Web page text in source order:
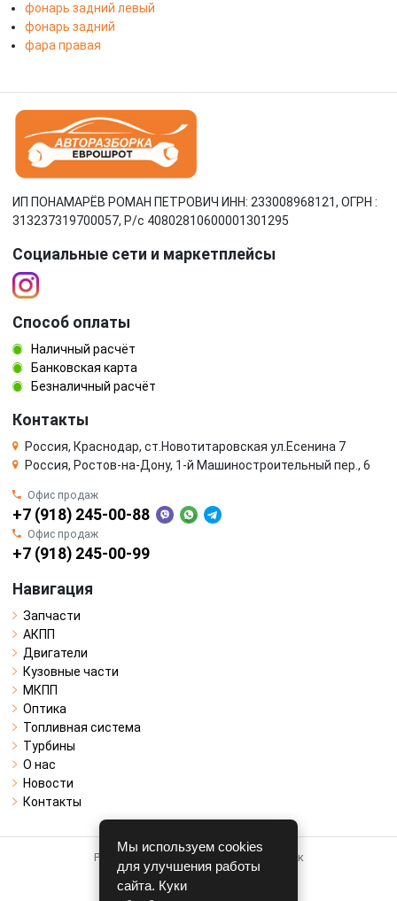
фонарь задний левый
фонарь задний
фара правая
ИП ПОНАМАРЁВ РОМАН ПЕТРОВИЧ ИНН: 233008968121, ОГРН :
313237319700057, Р/c 40802810600001301295
Социальные сети и маркетплейсы
Способ оплаты
Наличный расчёт
Банковская карта
Безналичный расчёт
Контакты
Россия, Краснодар, ст.Новотитаровская ул.Есенина 7
Россия, Ростов-на-Дону, 1-й Машиностроительный пер., 6
Офис продаж
+7 (918) 245-00-88
Офис продаж
+7 (918) 245-00-99
Навигация
Запчасти
АКПП
Двигатели
Кузовные части
МКПП
Оптика
Топливная система
Турбины
О нас
Новости
Контакты
Работает на системе для авторазборок
CARRO.БИЗНЕС
Мы используем cookies
для улучшения работы
сайта. Куки